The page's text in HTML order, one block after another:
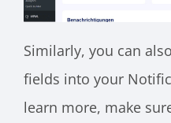
Similarly, you can
fields into your
learn more, make